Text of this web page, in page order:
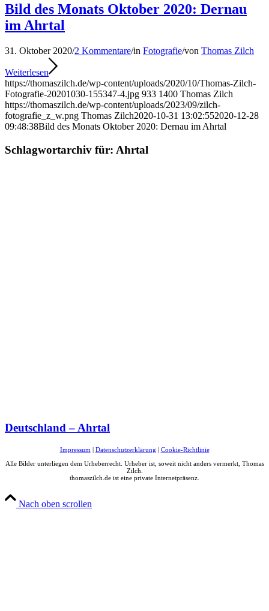
Bild des Monats Oktober 2020: Dernau
im Ahrtal
31. Oktober 2020/2 Kommentare/in Fotografie/von Thomas Zilch
Weiterlesen
https://thomaszilch.de/wp-content/uploads/2020/10/Thomas-Zilch-
Fotografie-20201030-155347-4.jpg 933 1400 Thomas Zilch
https://thomaszilch.de/wp-content/uploads/2023/09/zilch-
fotografie_z_w.png Thomas Zilch2020-10-31 13:02:552020-12-28
09:48:38Bild des Monats Oktober 2020: Dernau im Ahrtal
Schlagwortarchiv für: Ahrtal
Deutschland – Ahrtal
Impressum | Datenschutzerklärung | Cookie-Richtlinie
Alle Bilder unterliegen dem Urheberrecht. Urheber ist, soweit nicht anders vermerkt, Thomas
Zilch.
thomaszilch.de ist eine private Internetpräsenz.
Nach oben scrollen